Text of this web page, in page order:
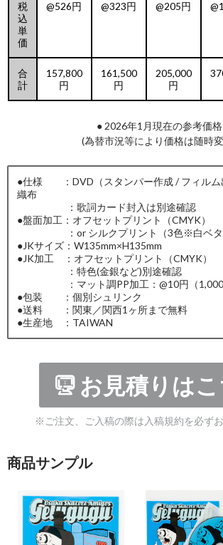
税
込
単
価
@526円 @323円 @205円
合
計
157,800
円
161,500
円
205,000
円
● 2026年1月現在の参考価格
(為替市況等により価格は随時
●仕様 ：DVD（スタンパー作成 / フィルム
織布
：歌詞カード封入は別途確認
●盤面加工：オフセットプリント（CMYK）
：or シルクプリント（3色※白ベタ
●JKサイズ：W135mm×H135mm
●JK加工 ：オフセットプリント（CMYK）
：特色(金銀など)別途確認
：マット調PP加工：@10円（1,000
●包装 ：個別シュリンク
●送料 ：関東／関西1ヶ所まで無料
●生産地 ：TAIWAN
お見積りはこ
※ご注文、ご入稿の際は入稿規約を必ずお
商品サンプル